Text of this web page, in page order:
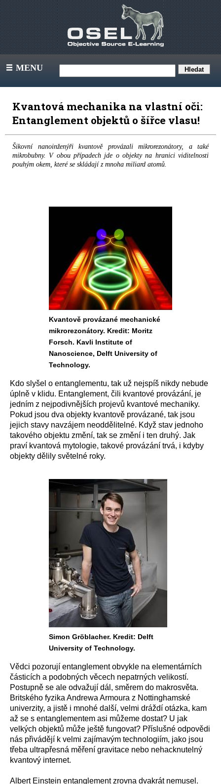
III MENU
Kvantová mechanika na vlastní oči:
Entanglement objektů o šířce vlasu!
Šikovní nanoinženýři kvantově provázali mikrorezonátory, a také
mikrobubny. V obou případech jde o objekty na hranici viditelnosti
pouhým okem, které se skládají z mnoha miliard atomů.
Kvantově provázané mechanické
mikrorezonátory. Kredit: Moritz
Forsch. Kavli Institute of
Nanoscience, Delft University of
Technology.
Kdo slyšel o entanglementu, tak už nejspíš nikdy nebude
úplně v klidu. Entanglement, čili kvantové provázání, je
jedním z nejpodivnějších projevů kvantové mechaniky.
Pokud jsou dva objekty kvantově provázané, tak jsou
jejich stavy navzájem neoddělitelné. Když stav jednoho
takového objektu změní, tak se změní i ten druhý. Jak
praví kvantová mytologie, takové provázání trvá, i kdyby
objekty dělily světelné roky.
Simon Gröblacher. Kredit: Delft
University of Technology.
Vědci pozorují entanglement obvykle na elementárních
částicích a podobných věcech nepatrných velikostí.
Postupně se ale odvažují dál, směrem do makrosvěta.
Britského fyzika Andrewa Armoura z Nottinghamské
univerzity, a jistě i mnohé další, velmi dráždí otázka, kam
až se s entanglementem asi můžeme dostat? U jak
velkých objektů může ještě fungovat? Příslušné odpovědi
nás přivádějí k velmi zajímavým technologiím, jako jsou
třeba ultrapřesná měření gravitace nebo nehacknutelný
kvantový internet.
Albert Einstein entanglement zrovna dvakrát nemusel.